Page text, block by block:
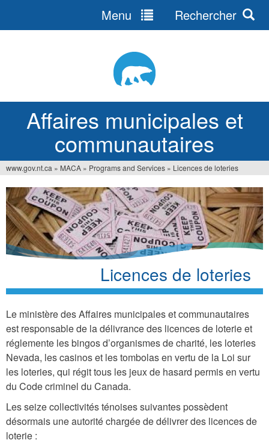
Affaires municipales et
communautaires
Menu Rechercher
Vous
êtes
ici
www.gov.nt.ca » MACA » Programs and Services » Licences de loteries
Licences de loteries
Le ministère des Affaires municipales et communautaires
est responsable de la délivrance des licences de loterie et
réglemente les bingos d’organismes de charité, les loteries
Nevada, les casinos et les tombolas en vertu de la Loi sur
les loteries, qui régit tous les jeux de hasard permis en vertu
du Code criminel du Canada.
Les seize collectivités ténoises suivantes possèdent
désormais une autorité chargée de délivrer des licences de
loterie :